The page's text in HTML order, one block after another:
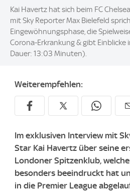
Kai Havertz hat sich beim FC
mit Sky Reporter Max Bielefeld
Eingewöhnungsphase, die
Corona-Erkrankung & gibt Einblicke
Dauer: 13:03 Minuten).
Weiterempfehlen:
Im exklusiven Interview mit
Star Kai Havertz über seine
Londoner Spitzenklub,
besonders beeindruckt hat
in die Premier League